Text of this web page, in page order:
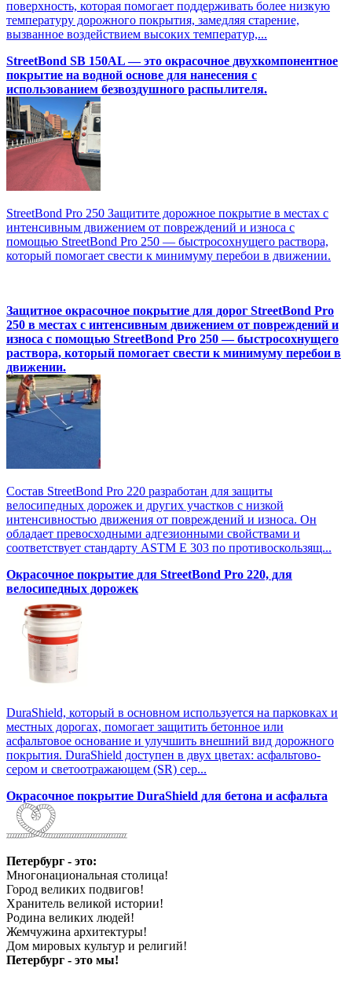
поверхность, которая помогает поддерживать более низкую
температуру дорожного покрытия, замедляя старение,
вызванное воздействием высоких температур,...
StreetBond SB 150AL — это окрасочное двухкомпонентное
покрытие на водной основе для нанесения с
использованием безвоздушного распылителя.
StreetBond Pro 250 Защитите дорожное покрытие в местах с
интенсивным движением от повреждений и износа с
помощью StreetBond Pro 250 — быстросохнущего раствора,
который помогает свести к минимуму перебои в движении.
Защитное окрасочное покрытие для дорог StreetBond Pro
250 в местах с интенсивным движением от повреждений и
износа с помощью StreetBond Pro 250 — быстросохнущего
раствора, который помогает свести к минимуму перебои в
движении.
Состав StreetBond Pro 220 разработан для защиты
велосипедных дорожек и других участков с низкой
интенсивностью движения от повреждений и износа. Он
обладает превосходными адгезионными свойствами и
соответствует стандарту ASTM E 303 по противоскользящ...
Окрасочное покрытие для StreetBond Pro 220, для
велосипедных дорожек
DuraShield, который в основном используется на парковках и
местных дорогах, помогает защитить бетонное или
асфальтовое основание и улучшить внешний вид дорожного
покрытия. DuraShield доступен в двух цветах: асфальтово-
сером и светоотражающем (SR) сер...
Окрасочное покрытие DuraShield для бетона и асфальта
Петербург - это:
Многонациональная столица!
Город великих подвигов!
Хранитель великой истории!
Родина великих людей!
Жемчужина архитектуры!
Дом мировых культур и религий!
Петербург - это мы!